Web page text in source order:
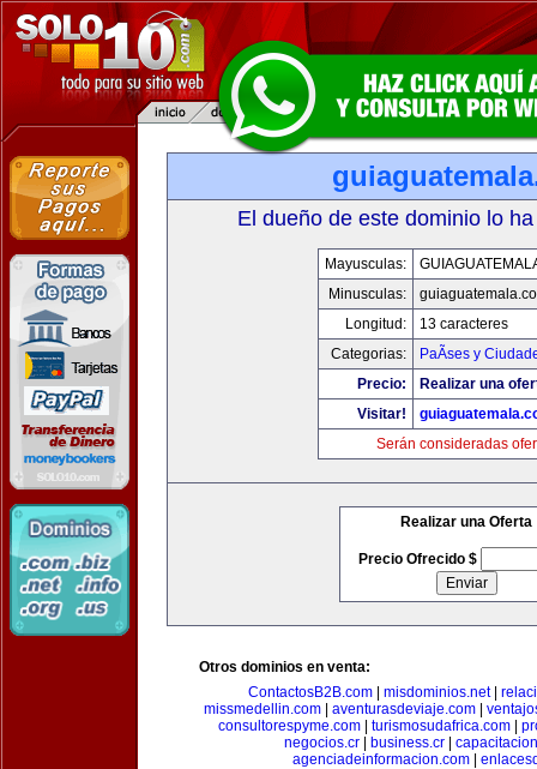
El dueño de este dominio lo
Mayusculas:
Minusculas:
Longitud:
13 caracteres
Categorias:
PaÃ­ses y
Precio:
Realizar una
Visitar!
Serán consideradas
Realizar una Oferta
Precio Ofrecido $
Otros dominios en venta:
ContactosB2B.com
misdominios.net|
missmedellin.com
aventurasdeviaje.com
consultorespyme.com| turismosudafrica.com|
negocios.cr| business.cr|
agenciadeinformacion.com